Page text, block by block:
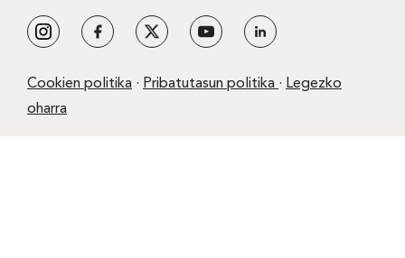
Cookien politika· Pribatutasun politika · Legezko
oharra